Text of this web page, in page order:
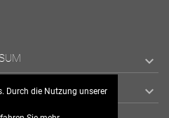
Durch die Nutzung unserer

